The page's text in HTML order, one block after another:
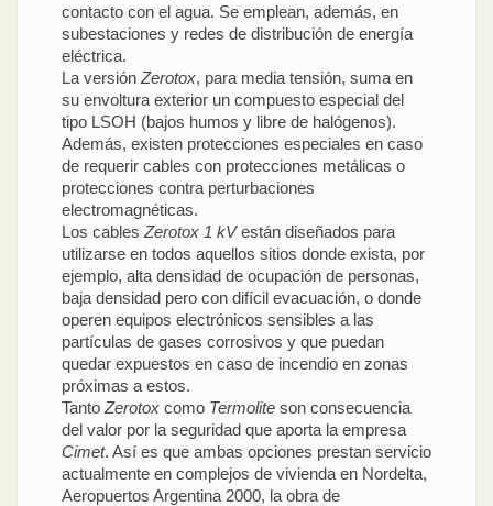
contacto con el agua. Se emplean, además, en
subestaciones y redes de distribución de energía
eléctrica.
La versión Zerotox, para media tensión, suma en
su envoltura exterior un compuesto especial del
tipo LSOH (bajos humos y libre de halógenos).
Además, existen protecciones especiales en caso
de requerir cables con protecciones metálicas o
protecciones contra perturbaciones
electromagnéticas.
Los cables Zerotox 1 kVestán diseñados para
utilizarse en todos aquellos sitios donde exista, por
ejemplo, alta densidad de ocupación de personas,
baja densidad pero con difícil evacuación, o donde
operen equipos electrónicos sensibles a las
partículas de gases corrosivos y que puedan
quedar expuestos en caso de incendio en zonas
próximas a estos.
Tanto Zerotox como Termolite son consecuencia
del valor por la seguridad que aporta la empresa
Cimet. Así es que ambas opciones prestan servicio
actualmente en complejos de vivienda en Nordelta,
Aeropuertos Argentina 2000, la obra de